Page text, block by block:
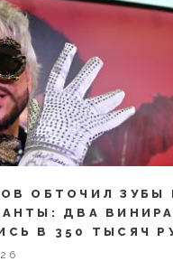
ОБТОЧИЛ ЗУБЫ
ДВА ВИНИРА
В 350 ТЫСЯЧ